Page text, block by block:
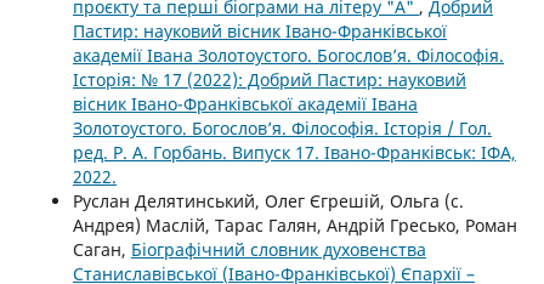
проєкту та перші біограми на літеру "А" , Добрий
Пастир: науковий вісник Івано-Франківської
академії Івана Золотоустого. Богослов’я. Філософія.
Історія: № 17 (2022): Добрий Пастир: науковий
вісник Івано-Франківської академії Івана
Золотоустого. Богослов’я. Філософія. Історія / Гол.
ред. Р. А. Горбань. Випуск 17. Івано-Франківськ: ІФА,
2022.
Руслан Делятинський, Олег Єгрешій, Ольга (с.
Андрея) Маслій, Тарас Галян, Андрій Гресько, Роман
Саган, Біографічний словник духовенства
Станиславівської (Івано-Франківської) Єпархії –